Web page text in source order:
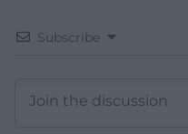
Subscribe